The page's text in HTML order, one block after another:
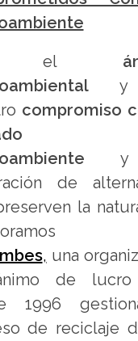
el
y
compromiso
y
de
la
, una
de
1996
de reciclaje